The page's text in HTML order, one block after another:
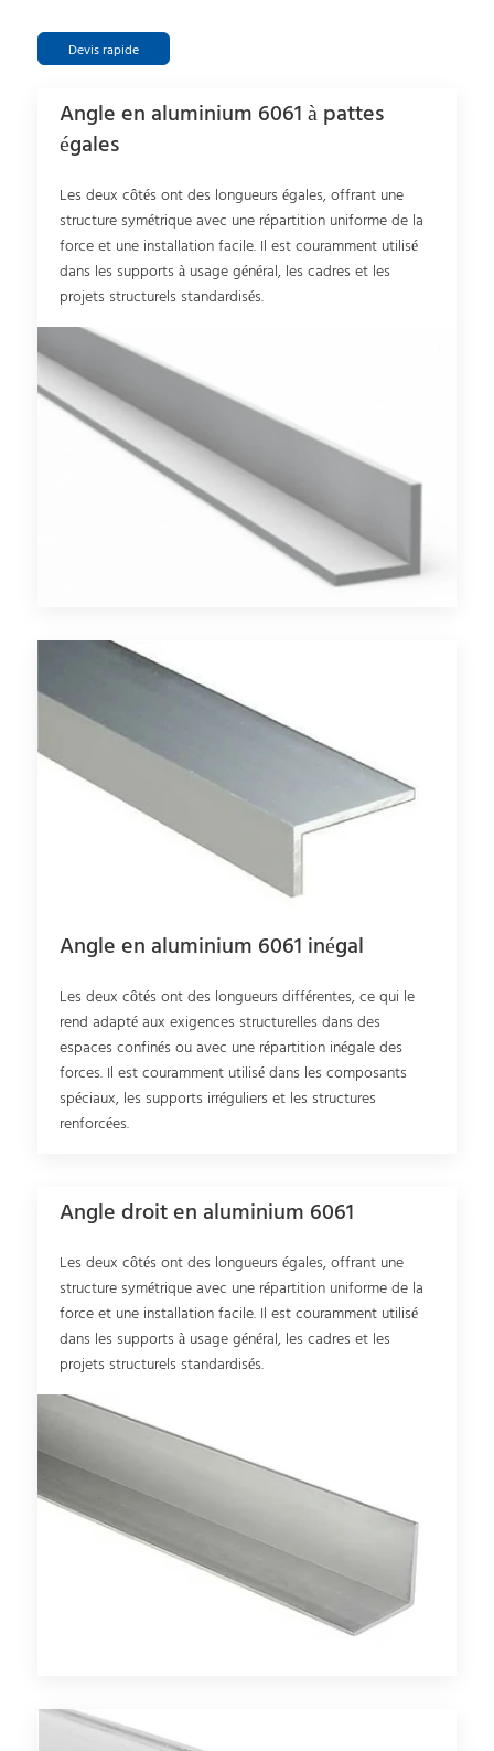
Devis rapide
Angle en aluminium 6061 à pattes
égales
Les deux côtés ont des longueurs égales, offrant une
structure symétrique avec une répartition uniforme de la
force et une installation facile. Il est couramment utilisé
dans les supports à usage général, les cadres et les
projets structurels standardisés.
Angle en aluminium 6061 inégal
Les deux côtés ont des longueurs différentes, ce qui le
rend adapté aux exigences structurelles dans des
espaces confinés ou avec une répartition inégale des
forces. Il est couramment utilisé dans les composants
spéciaux, les supports irréguliers et les structures
renforcées.
Angle droit en aluminium 6061
Les deux côtés ont des longueurs égales, offrant une
structure symétrique avec une répartition uniforme de la
force et une installation facile. Il est couramment utilisé
dans les supports à usage général, les cadres et les
projets structurels standardisés.